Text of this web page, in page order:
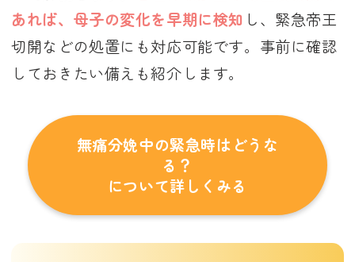
あれば、母子の変化を早期に検知 し、緊急帝王
切開などの処置にも対応可能です。事前に確認
しておきたい備えも紹介します。
無痛分娩中の緊急時はどうな
る？
について詳しくみる